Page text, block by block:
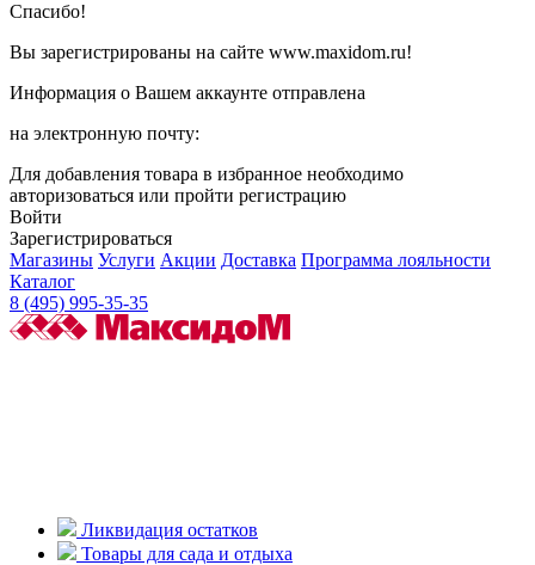
Спасибо!
Вы зарегистрированы на сайте www.maxidom.ru!
Информация о Вашем аккаунте отправлена
на электронную почту:
Для добавления товара в избранное необходимо
авторизоваться или пройти регистрацию
Войти
Зарегистрироваться
Магазины Услуги Акции Доставка Программа лояльности
Каталог
8 (495) 995-35-35
Ликвидация остатков
Товары для сада и отдыха